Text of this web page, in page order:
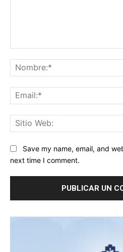
Save my name, email, and
next time I comment.